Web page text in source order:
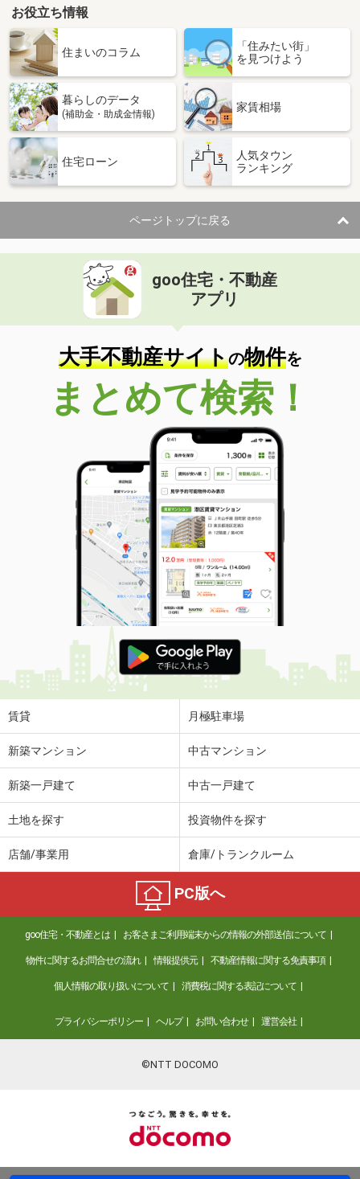
お役立ち情報
住まいのコラム
「住みたい街」
を見つけよう
暮らしのデータ
(補助金・助成金情報)
家賃相場
住宅ローン
人気タウン
ランキング
ページトップに戻る
goo住宅・不動産
アプリ
大手不動産サイトの物件を
まとめて検索！
賃貸 月極駐車場
新築マンション 中古マンション
新築一戸建て 中古一戸建て
土地を探す 投資物件を探す
店舗/事業用 倉庫/トランクルーム
PC版へ
goo住宅・不動産とは お客さまご利用端末からの情報の外部送信について
物件に関するお問合せの流れ 情報提供元 不動産情報に関する免責事項
個人情報の取り扱いについて 消費税に関する表記について
プライバシーポリシー ヘルプ お問い合わせ 運営会社
©NTT DOCOMO